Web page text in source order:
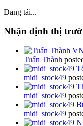
Đang tải...
Nhận định thị
Tuấn Thành
midi_stock49
midi_stock49
midi_stock49